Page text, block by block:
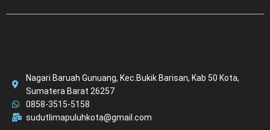
Nagari Baruah Gunuang, Kec.Bukik Barisan, Kab 50 Kota,
Sumatera Barat 26257
0858-3515-5158
sudutlimapuluhkota@gmail.com